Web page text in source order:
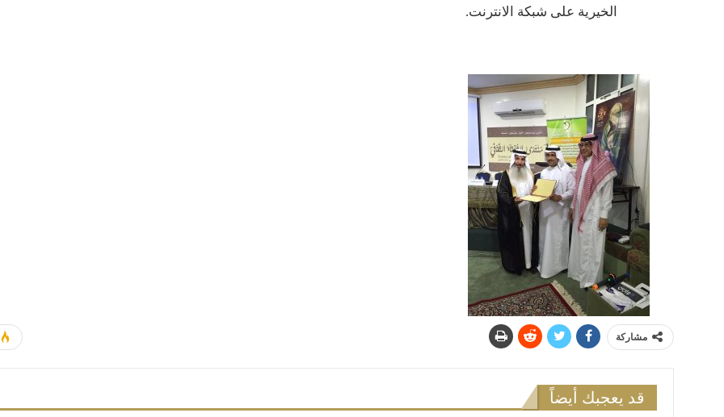
الخيرية على شبكة الانترنت.
مشاركة
قد يعجبك أيضاً